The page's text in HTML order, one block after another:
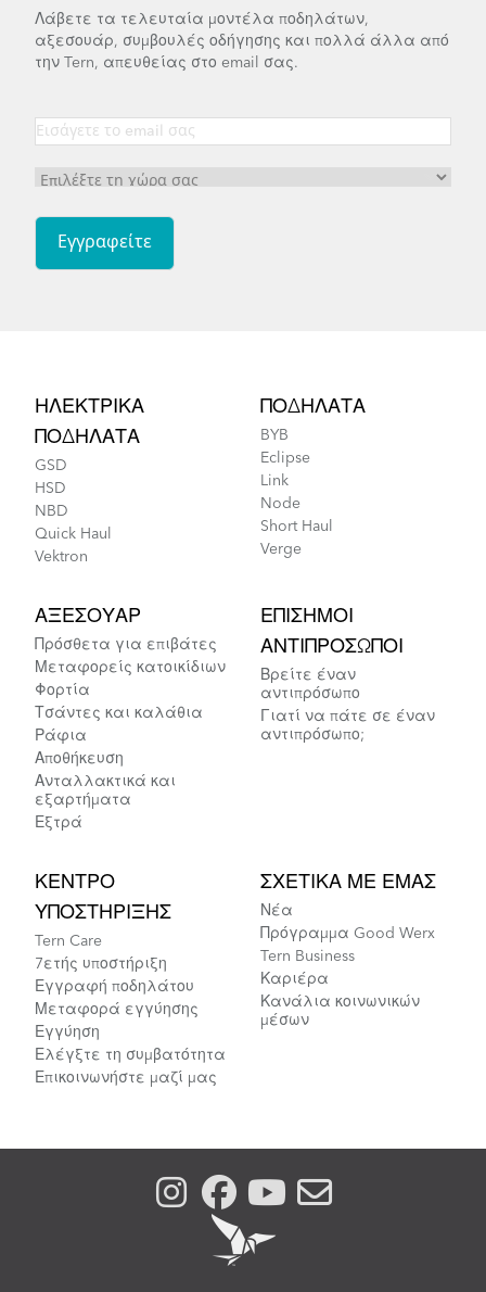
Link C8 - Gen 1
Link A7 - Gen 1
Link D8 - Gen 4
Link D8 - Gen 1
Link D16 - Gen 1
Link C7 - Gen 1
Λάβετε τα τελευταία μοντέλα ποδηλάτων,
αξεσουάρ, συμβουλές οδήγησης και πολλά άλλα από
την Tern, απευθείας στο email σας.
ΗΛΕΚΤΡΙΚΆ
ΠΟΔΉΛΑΤΑ
GSD
HSD
NBD
Quick Haul
Vektron
ΠΟΔΉΛΑΤΑ
BYB
Eclipse
Link
Node
Short Haul
Verge
ΑΞΕΣΟΥΆΡ
Πρόσθετα για επιβάτες
Μεταφορείς κατοικίδιων
Φορτία
Τσάντες και καλάθια
Ράφια
Αποθήκευση
Ανταλλακτικά και
εξαρτήματα
Εξτρά
ΕΠΊΣΗΜΟΙ
ΑΝΤΙΠΡΌΣΩΠΟΙ
Βρείτε έναν
αντιπρόσωπο
Γιατί να πάτε σε έναν
αντιπρόσωπο;
ΚΈΝΤΡΟ
ΥΠΟΣΤΉΡΙΞΗΣ
Tern Care
7ετής υποστήριξη
Εγγραφή ποδηλάτου
Μεταφορά εγγύησης
Εγγύηση
Ελέγξτε τη συμβατότητα
Επικοινωνήστε μαζί μας
ΣΧΕΤΙΚΆ ΜΕ ΕΜΆΣ
Νέα
Πρόγραμμα Good Werx
Tern Business
Καριέρα
Κανάλια κοινωνικών
μέσων